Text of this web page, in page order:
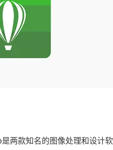
两款知名的图像处理和设计软